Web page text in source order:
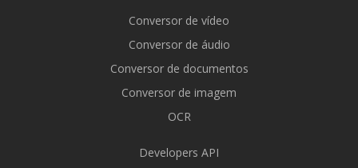
Conversor de vídeo
Conversor de áudio
Conversor de documentos
Conversor de imagem
OCR
Developers API